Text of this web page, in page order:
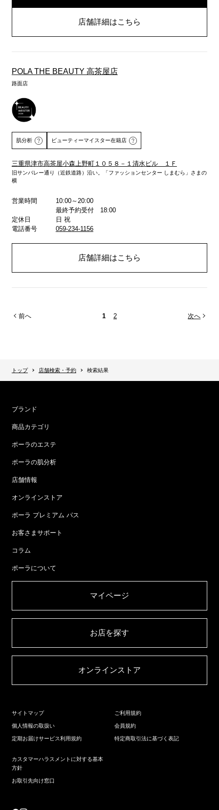
店舗詳細はこちら
POLA THE BEAUTY 高茶屋店
路面店
肌分析
詳しくはこちら
ビューティーマイスター在籍店
三重県津市高茶屋小森上野町１０５８－１清水ビル １Ｆ
旧サンバレー通り（近鉄道路）沿い。「ファッションセンター しまむら」さまの
横
営業時間
10:00～20:00
最終予約受付 18:00
定休日
日 祝
電話番号
059-234-1156
店舗詳細はこちら
前へ 1 2 次へ
トップ 店舗検索・予約 検索結果
ブランド
商品カテゴリ
ポーラのエステ
ポーラの肌分析
店舗情報
オンラインストア
ポーラ プレミアム パス
お客さまサポート
コラム
ポーラについて
マイページ​
お店を探す​
オンラインストア​
サイトマップ
個人情報の取扱い
定期お届けサービス利用規約
ご利用規約
会員規約
特定商取引法に基づく表記
カスタマーハラスメントに対する基本
方針
お取引先向け窓口